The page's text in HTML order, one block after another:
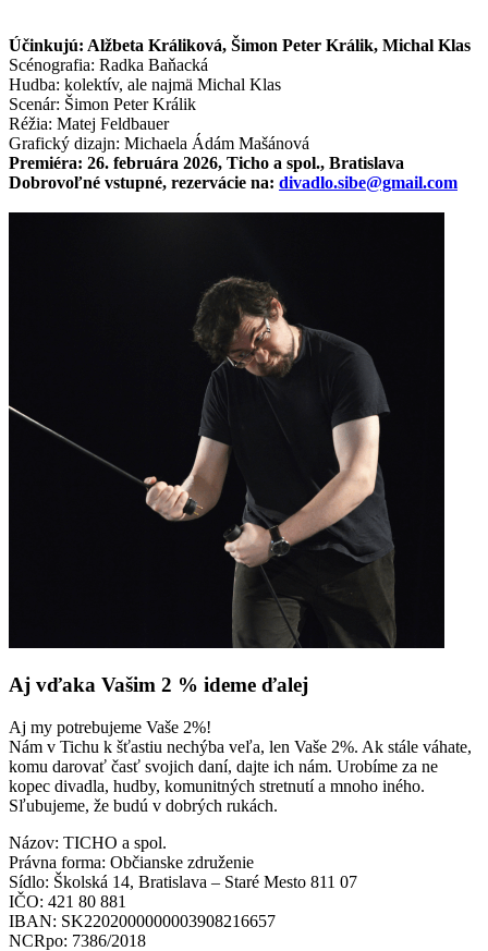
Účinkujú: Alžbeta Králiková, Šimon Peter Králik, Michal Klas
Scénografia: Radka Baňacká
Hudba: kolektív, ale najmä Michal Klas
Scenár: Šimon Peter Králik
Réžia: Matej Feldbauer
Grafický dizajn: Michaela Ádám Mašánová
Premiéra: 26. februára 2026, Ticho a spol., Bratislava
Dobrovoľné vstupné, rezervácie na: divadlo.sibe@gmail.com
Aj vďaka Vašim 2 % ideme ďalej
Aj my potrebujeme Vaše 2%!
Nám v Tichu k šťastiu nechýba veľa, len Vaše 2%. Ak stále váhate,
komu darovať časť svojich daní, dajte ich nám. Urobíme za ne
kopec divadla, hudby, komunitných stretnutí a mnoho iného.
Sľubujeme, že budú v dobrých rukách.
Názov: TICHO a spol.
Právna forma: Občianske združenie
Sídlo: Školská 14, Bratislava – Staré Mesto 811 07
IČO: 421 80 881
IBAN: SK2202000000003908216657
NCRpo: 7386/2018